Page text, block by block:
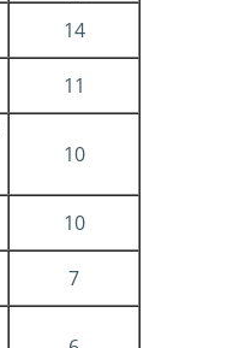
14
11
10
10
7